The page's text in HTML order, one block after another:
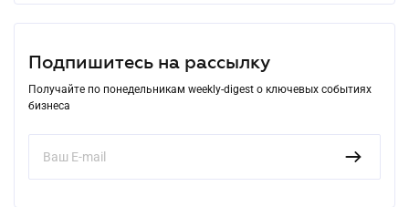
Подпишитесь на рассылку
Получайте по понедельникам weekly-digest о ключевых событиях
бизнеса